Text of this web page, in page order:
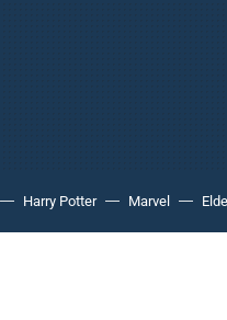
Harry Potter Marvel